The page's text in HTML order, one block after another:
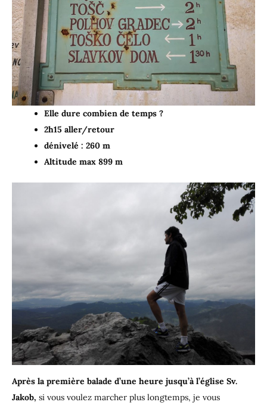
Elle dure combien de temps ?
2h15 aller/retour
dénivelé : 260 m
Altitude max 899 m
Après la première balade d’une heure jusqu’à l’église Sv.
Jakob, si vous voulez marcher plus longtemps, je vous